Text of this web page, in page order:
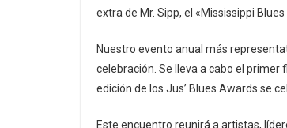
extra de Mr. Sipp, el «Mississippi Blues
Nuestro evento anual más
celebración. Se lleva a cabo el primer
edición de los Jus’ Blues Awards se
Este encuentro reunirá a artistas,